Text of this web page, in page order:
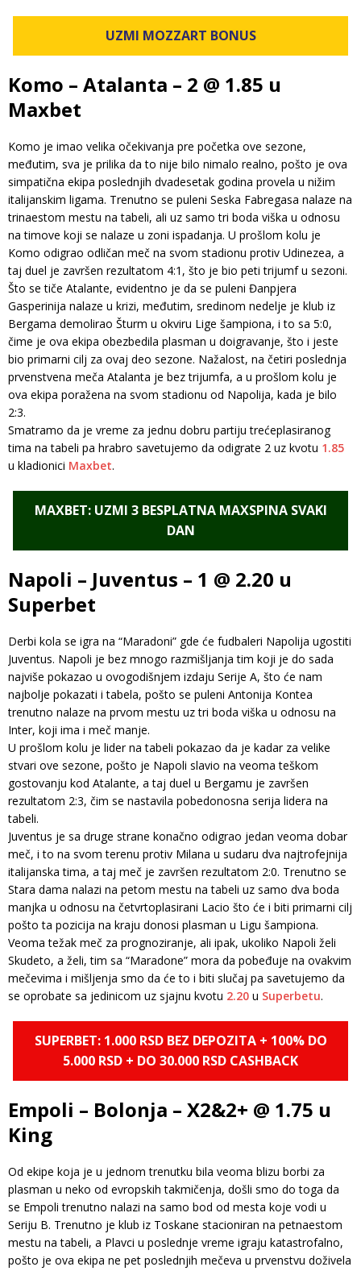
UZMI MOZZART BONUS
Komo – Atalanta – 2 @ 1.85 u
Maxbet
Komo je imao velika očekivanja pre početka ove sezone,
međutim, sva je prilika da to nije bilo nimalo realno, pošto je ova
simpatična ekipa poslednjih dvadesetak godina provela u nižim
italijanskim ligama. Trenutno se puleni Seska Fabregasa nalaze na
trinaestom mestu na tabeli, ali uz samo tri boda viška u odnosu
na timove koji se nalaze u zoni ispadanja. U prošlom kolu je
Komo odigrao odličan meč na svom stadionu protiv Udinezea, a
taj duel je završen rezultatom 4:1, što je bio peti trijumf u sezoni.
Što se tiče Atalante, evidentno je da se puleni Đanpjera
Gasperinija nalaze u krizi, međutim, sredinom nedelje je klub iz
Bergama demolirao Šturm u okviru Lige šampiona, i to sa 5:0,
čime je ova ekipa obezbedila plasman u doigravanje, što i jeste
bio primarni cilj za ovaj deo sezone. Nažalost, na četiri poslednja
prvenstvena meča Atalanta je bez trijumfa, a u prošlom kolu je
ova ekipa poražena na svom stadionu od Napolija, kada je bilo
2:3.
Smatramo da je vreme za jednu dobru partiju trećeplasiranog
tima na tabeli pa hrabro savetujemo da odigrate 2 uz kvotu 1.85
u kladionici Maxbet.
MAXBET: UZMI 3 BESPLATNA MAXSPINA SVAKI
DAN
Napoli – Juventus – 1 @ 2.20 u
Superbet
Derbi kola se igra na “Maradoni” gde će fudbaleri Napolija ugostiti
Juventus. Napoli je bez mnogo razmišljanja tim koji je do sada
najviše pokazao u ovogodišnjem izdaju Serije A, što će nam
najbolje pokazati i tabela, pošto se puleni Antonija Kontea
trenutno nalaze na prvom mestu uz tri boda viška u odnosu na
Inter, koji ima i meč manje.
U prošlom kolu je lider na tabeli pokazao da je kadar za velike
stvari ove sezone, pošto je Napoli slavio na veoma teškom
gostovanju kod Atalante, a taj duel u Bergamu je završen
rezultatom 2:3, čim se nastavila pobedonosna serija lidera na
tabeli.
Juventus je sa druge strane konačno odigrao jedan veoma dobar
meč, i to na svom terenu protiv Milana u sudaru dva najtrofejnija
italijanska tima, a taj meč je završen rezultatom 2:0. Trenutno se
Stara dama nalazi na petom mestu na tabeli uz samo dva boda
manjka u odnosu na četvrtoplasirani Lacio što će i biti primarni cilj
pošto ta pozicija na kraju donosi plasman u Ligu šampiona.
Veoma težak meč za prognoziranje, ali ipak, ukoliko Napoli želi
Skudeto, a želi, tim sa “Maradone” mora da pobeđuje na ovakvim
mečevima i mišljenja smo da će to i biti slučaj pa savetujemo da
se oprobate sa jedinicom uz sjajnu kvotu 2.20 u Superbetu.
SUPERBET: 1.000 RSD BEZ DEPOZITA + 100% DO
5.000 RSD + DO 30.000 RSD CASHBACK
Empoli – Bolonja – X2&2+ @ 1.75 u
King
Od ekipe koja je u jednom trenutku bila veoma blizu borbi za
plasman u neko od evropskih takmičenja, došli smo do toga da
se Empoli trenutno nalazi na samo bod od mesta koje vodi u
Seriju B. Trenutno je klub iz Toskane stacioniran na petnaestom
mestu na tabeli, a Plavci u poslednje vreme igraju katastrofalno,
pošto je ova ekipa ne pet poslednjih mečeva u prvenstvu doživela